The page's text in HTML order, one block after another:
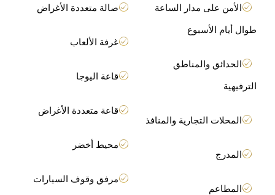
الأمن على مدار الساعة
طوال أيام الأسبوع
الحدائق والمناطق
الترفيهية
المحلات التجارية والمنافذ
المدرج
المطاعم
صالة متعددة الأغراض
غرفة الألعاب
قاعة اليوجا
قاعة متعددة الأغراض
محيط أخضر
مرفق وقوف السيارات